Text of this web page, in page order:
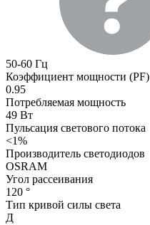
50-60 Гц
Коэффициент мощности (PF)
0.95
Потребляемая мощность
49 Вт
Пульсация светового потока
<1%
Производитель светодиодов
OSRAM
Угол рассеивания
120 °
Тип кривой силы света
Д